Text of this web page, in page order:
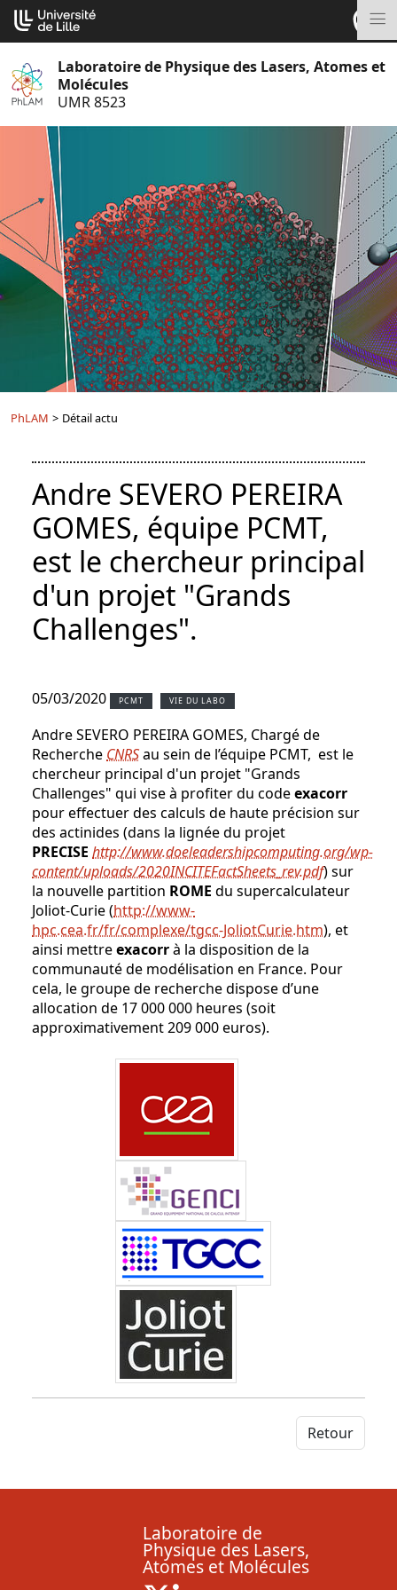
Aller
au
contenu
Laboratoire de Physique des Lasers, Atomes et
Molécules
UMR 8523
PhLAM > Détail actu
Andre SEVERO PEREIRA
GOMES, équipe PCMT,
est le chercheur principal
d'un projet "Grands
Challenges".
05/03/2020 PCMT VIE DU LABO
Andre SEVERO PEREIRA GOMES, Chargé de
Recherche CNRSau sein de l’équipe PCMT, est le
chercheur principal d'un projet "Grands
Challenges" qui vise à profiter du codeexacorr
pour effectuer des calculs de haute précision sur
des actinides (dans la lignée du projet
PRECISE http://www.doeleadershipcomputing.org/wp-
content/uploads/2020INCITEFactSheets_rev.pdf) sur
la nouvelle partition ROME du supercalculateur
Joliot-Curie (http://www-
hpc.cea.fr/fr/complexe/tgcc-JoliotCurie.htm), et
ainsi mettreexacorrà la disposition de la
communauté de modélisation en France. Pour
cela, le groupe de recherche dispose d’une
allocation de 17 000 000 heures (soit
approximativement 209 000 euros).
Retour
Laboratoire de
Physique des Lasers,
Atomes et Molécules
Cookies management panel